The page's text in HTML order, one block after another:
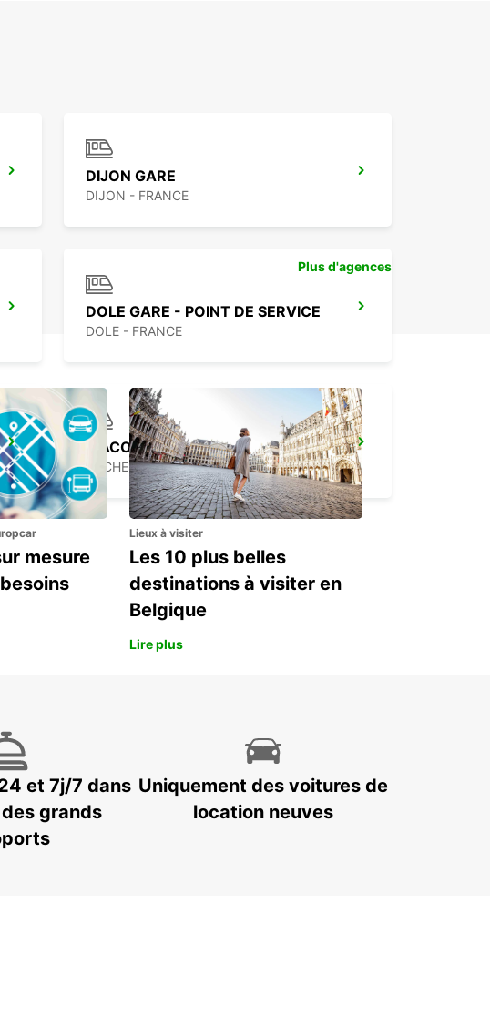
DIJON GARE
DIJON - FRANCE
DOLE GARE - POINT DE SERVICE
DOLE - FRANCE
MÂCON LOCHÉ GARE
LOCHE - FRANCE
Plus d'agences
mesure
Lieux à visiter
Les 10 plus belles
destinations à visiter en
Belgique
Lire plus
et 7j/7 dans
grands
Uniquement des voitures de
location neuves